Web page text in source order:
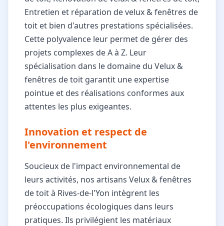
Entretien et réparation de velux & fenêtres de
toit et bien d'autres prestations spécialisées.
Cette polyvalence leur permet de gérer des
projets complexes de A à Z. Leur
spécialisation dans le domaine du Velux &
fenêtres de toit garantit une expertise
pointue et des réalisations conformes aux
attentes les plus exigeantes.
Innovation et respect de
l'environnement
Soucieux de l'impact environnemental de
leurs activités, nos artisans Velux & fenêtres
de toit à Rives-de-l'Yon intègrent les
préoccupations écologiques dans leurs
pratiques. Ils privilégient les matériaux